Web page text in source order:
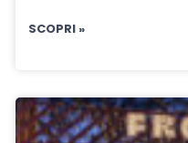
SCOPRI »